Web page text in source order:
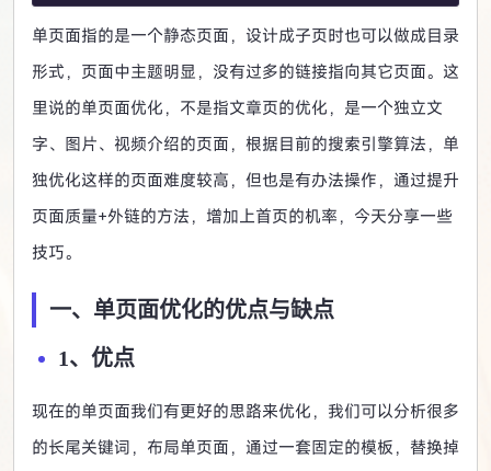
单页面指的是一个静态页面，设计成子页时也可以做成目录
形式，页面中主题明显，没有过多的链接指向其它页面。这
里说的单页面优化，不是指文章页的优化，是一个独立文
字、图片、视频介绍的页面，根据目前的搜索引擎算法，单
独优化这样的页面难度较高，但也是有办法操作，通过提升
页面质量+外链的方法，增加上首页的机率，今天分享一些
技巧。
一、单页面优化的优点与缺点
1、优点
现在的单页面我们有更好的思路来优化，我们可以分析很多
的长尾关键词，布局单页面，通过一套固定的模板，替换掉